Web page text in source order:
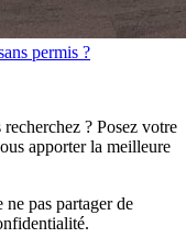
permis ?
? Posez votre
apporterla meilleure
ne pas partagerde